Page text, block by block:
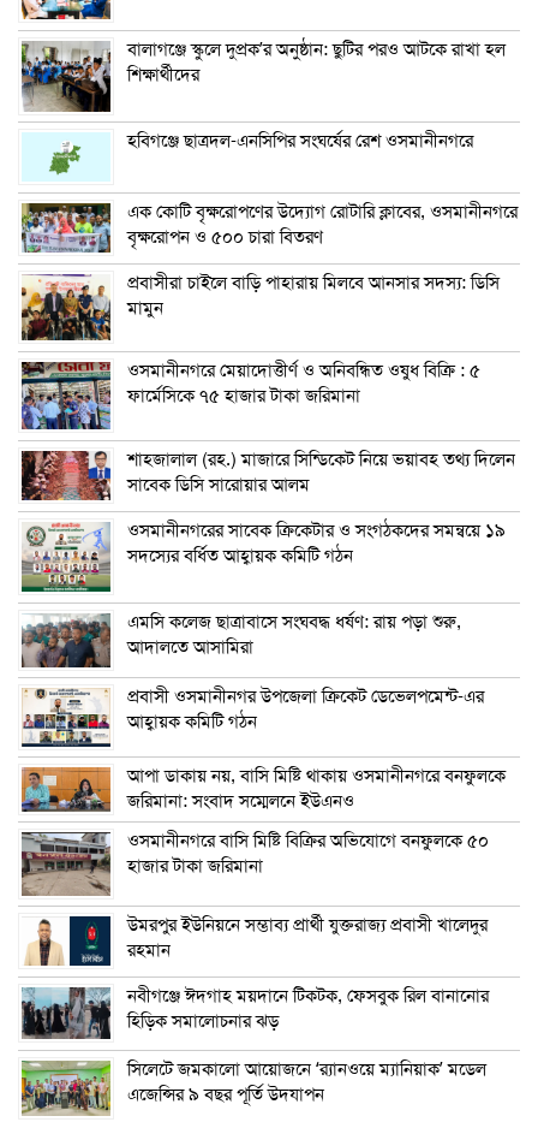
বালাগঞ্জে স্কুলে দুপ্রক’র অনুষ্ঠান: ছুটির পরও আটকে রাখা হল
শিক্ষার্থীদের
হবিগঞ্জে ছাত্রদল-এনসিপির সংঘর্ষের রেশ ওসমানীনগরে
এক কোটি বৃক্ষরোপণের উদ্যোগ রোটারি ক্লাবের, ওসমানীনগরে
বৃক্ষরোপন ও ৫০০ চারা বিতরণ
প্রবাসীরা চাইলে বাড়ি পাহারায় মিলবে আনসার সদস্য: ডিসি
মামুন
ওসমানীনগরে মেয়াদোত্তীর্ণ ও অনিবন্ধিত ওষুধ বিক্রি : ৫
ফার্মেসিকে ৭৫ হাজার টাকা জরিমানা
শাহজালাল (রহ.) মাজারে সিন্ডিকেট নিয়ে ভয়াবহ তথ্য দিলেন
সাবেক ডিসি সারোয়ার আলম
ওসমানীনগরের সাবেক ক্রিকেটার ও সংগঠকদের সমন্বয়ে ১৯
সদস্যের বর্ধিত আহ্বায়ক কমিটি গঠন
এম‌সি কলেজ ছাত্রাবাসে সংঘবদ্ধ ধর্ষণ: রায় পড়া শুরু,
আদালতে আসামিরা
প্রবাসী ওসমানীনগর উপজেলা ক্রিকেট ডেভেলপমেন্ট-এর
আহ্বায়ক কমিটি গঠন
আপা ডাকায় নয়, বাসি মিষ্টি থাকায় ওসমানীনগরে বনফুলকে
জরিমানা: সংবাদ সম্মেলনে ইউএনও
ওসমানীনগরে বাসি মিষ্টি বিক্রির অভিযোগে বনফুলকে ৫০
হাজার টাকা জরিমানা
উমরপুর ইউনিয়নে সম্ভাব্য প্রার্থী যুক্তরাজ্য প্রবাসী খালেদুর
রহমান
নবীগঞ্জে ঈদগাহ ময়দানে টিকটক, ফেসবুক রিল বানানোর
হিড়িক সমালোচনার ঝড়
সিলেটে জমকালো আয়োজনে ‘র‍্যানওয়ে ম্যানিয়াক’ মডেল
এজেন্সির ৯ বছর পূর্তি উদযাপন